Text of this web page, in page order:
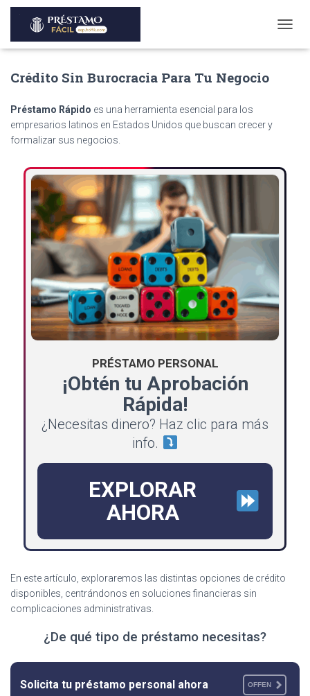
O
Crédito Sin Burocracia Para Tu Negocio
Préstamo Rápido es una herramienta esencial para los
empresarios latinos en Estados Unidos que buscan crecer y
formalizar sus negocios.
PRÉSTAMO PERSONAL
¡Obtén tu Aprobación
Rápida!
¿Necesitas dinero? Haz clic para más
info.
EXPLORAR
AHORA
En este artículo, exploraremos las distintas opciones de crédito
disponibles, centrándonos en soluciones financieras sin
complicaciones administrativas.
¿De qué tipo de préstamo necesitas?
Solicita tu préstamo personal ahora OFFEN